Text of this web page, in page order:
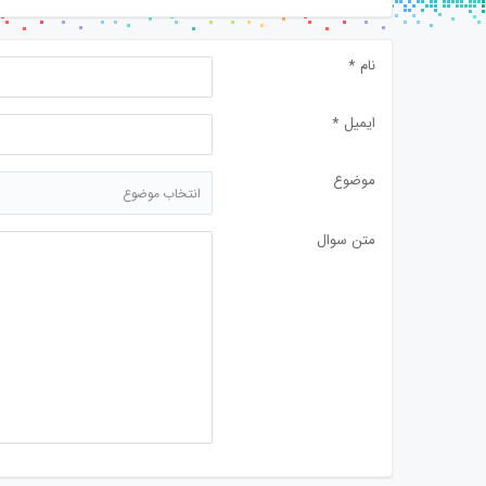
نام*
ايميل*
موضوع
انتخاب موضوع
متن سوال